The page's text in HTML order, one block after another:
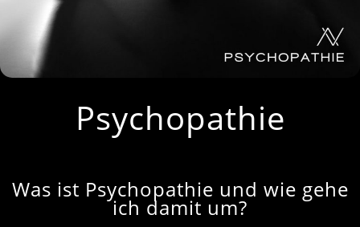
Psychopathie
Was ist Psychopathie und wie gehe
ich damit um?